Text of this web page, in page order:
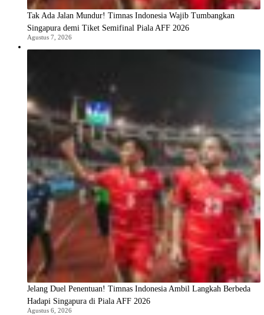
Tak Ada Jalan Mundur! Timnas Indonesia Wajib Tumbangkan
Singapura demi Tiket Semifinal Piala AFF 2026
Agustus 7, 2026
Jelang Duel Penentuan! Timnas Indonesia Ambil Langkah Berbeda
Hadapi Singapura di Piala AFF 2026
Agustus 6, 2026